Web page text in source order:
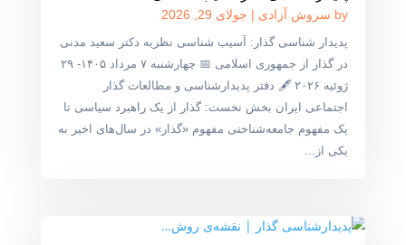
by سروش آزادی | جولای 29, 2026
پدیدار شناسی گذار: آسیب شناسی نظریه دکتر سعید مدنی
در گذار از جمهوری اسلامی 📅 چهارشنبه ۷ مرداد ۱۴۰۵- ۲۹
ژوئیه ۲۰۲۶ 🖋 دفتر پدیدارشناسی و مطالعات گذار
اجتماعی ایران بخش نخست: گذار از یک راهبرد سیاسی تا
یک مفهوم جامعه‌شناختی مفهوم «گذار» در سال‌های اخیر به
یکی از...